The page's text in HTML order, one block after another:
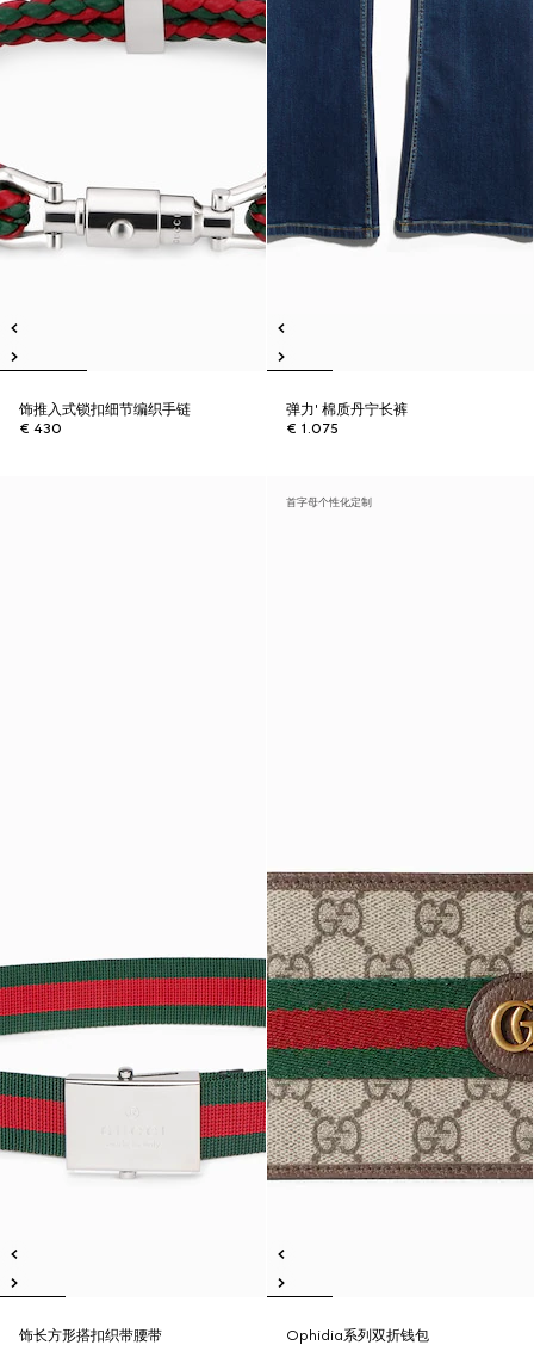
饰推入式锁扣细节编织手链
€ 430
弹力' 棉质丹宁长裤
€ 1.075
饰长方形搭扣织带腰带
首字母个性化定制
Ophidia系列双折钱包